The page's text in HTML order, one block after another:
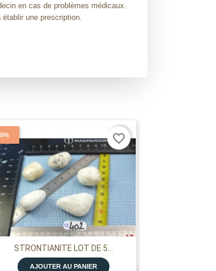
en cas de problèmes médicaux.
une prescription.
STRONTIANITE LOT DE 5...
AJOUTER AU PANIER
favorite_border